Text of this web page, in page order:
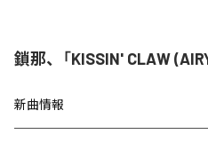
鎖那、「KISSIN' CLAW
新曲情報